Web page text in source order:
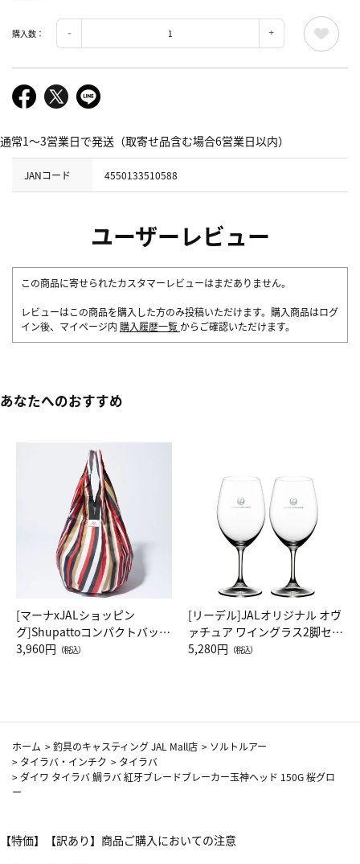
購入数：
通常1～3営業日で発送（取寄せ品含む場合6営業日以内）
JANコード 4550133510588
ユーザーレビュー
この商品に寄せられたカスタマーレビューはまだありません。
レビューはこの商品を購入した方のみ投稿いただけます。購入商品はログ
イン後、マイページ内 購入履歴一覧 からご確認いただけます。
あなたへのおすすめ
[マーナxJALショッピン
グ]Shupattoコンパクトバッグ
Drop JAL客室乗務員（LC）ス
3,960円 （税込）
[リーデル]JALオリジナル オヴ
ァチュア ワイングラス2脚セッ
ト（レッドワイン）
5,280円 （税込）
ホーム >釣具のキャスティング JAL Mall店 > ソルトルアー
> タイラバ・インチク > タイラバ
> ダイワ タイラバ 鯛ラバ 紅牙ブレードブレーカー玉神ヘッド 150G 桜グロ
ー
【特価】【訳あり】商品ご購入においての注意